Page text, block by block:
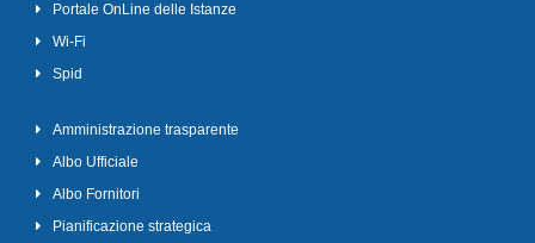
Portale OnLine delle Istanze
Wi-Fi
Spid
Amministrazione trasparente
Albo Ufficiale
Albo Fornitori
Pianificazione strategica